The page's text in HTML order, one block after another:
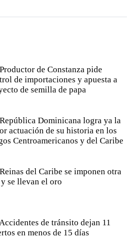
Productor de Constanza pide
de importaciones y apuesta a
de semilla de papa
República Dominicana logra ya la
actuación de su historia en los
Centroamericanos y del Caribe
Reinas del Caribe se imponen otra
se llevan el oro
de tránsito dejan 11
en menos de 15 días